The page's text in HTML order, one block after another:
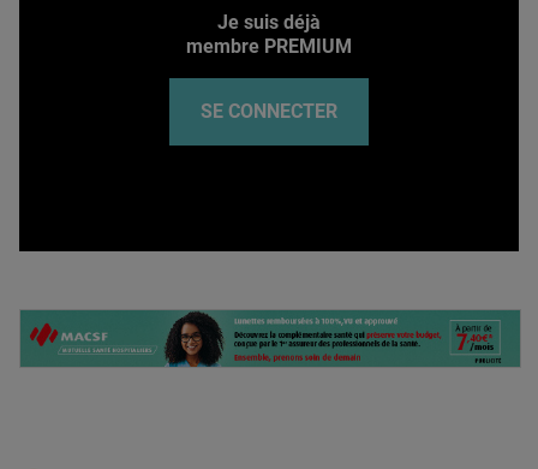
Je suis déjà
membre PREMIUM
SE CONNECTER